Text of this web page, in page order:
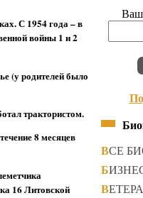
С 1954 года – в
войны 1 и 2
(у родителей было
трактористом.
8 месяцев
16 Литовской
Ваш
ВСЕ